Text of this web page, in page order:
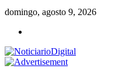
domingo, agosto 9, 2026